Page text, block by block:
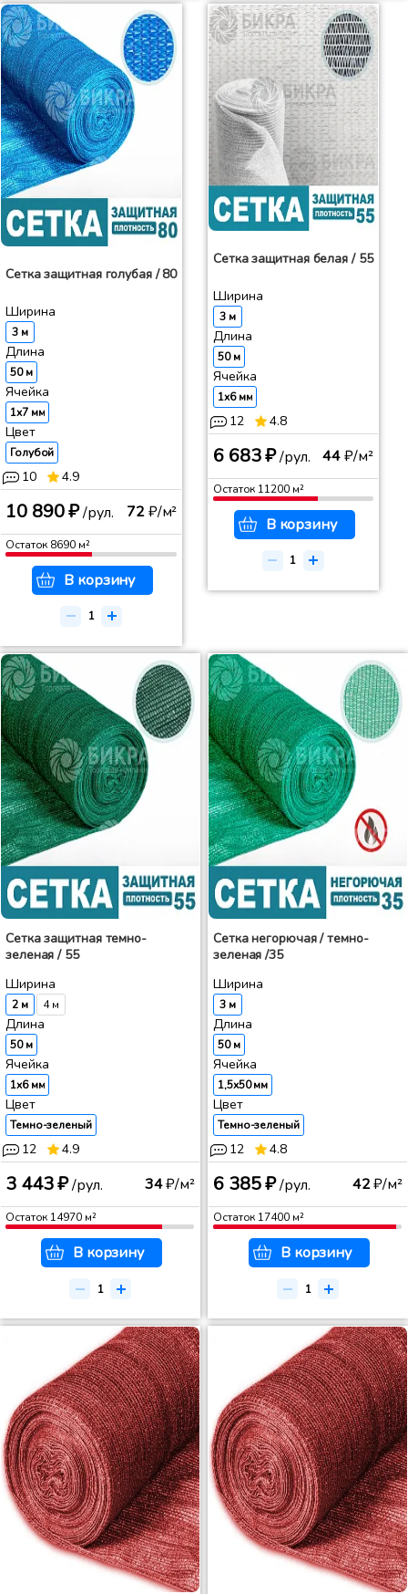
Сетка защитная голубая / 80
Ширина
3 м
Длина
50 м
Ячейка
1x7 мм
Цвет
Голубой
10 4.9
10 890 ₽/рул. 72₽/м²
Остаток 8690м²
В корзину
Сетка защитная белая / 55
Ширина
3 м
Длина
50 м
Ячейка
1x6 мм
12 4.8
6 683 ₽/рул. 44₽/м²
Остаток 11200м²
В корзину
Сетка защитная темно-
зеленая / 55
Ширина
2 м 4 м
Длина
50 м
Ячейка
1x6 мм
Цвет
Темно-зеленый
12 4.9
3 443 ₽/рул. 34₽/м²
Остаток 14970м²
В корзину
Сетка негорючая / темно-
зеленая /35
Ширина
3 м
Длина
50 м
Ячейка
1,5x50 мм
Цвет
Темно-зеленый
12 4.8
6 385 ₽/рул. 42₽/м²
Остаток 17400м²
В корзину